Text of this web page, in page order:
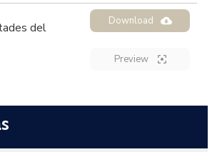
del
Download
Preview